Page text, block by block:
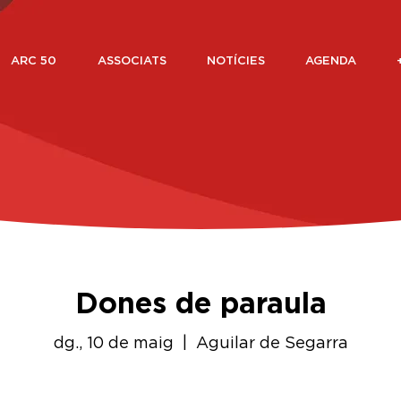
ARC 50 ASSOCIATS NOTÍCIES AGENDA
Dones de paraula
dg., 10 de maig Aguilar de Segarra